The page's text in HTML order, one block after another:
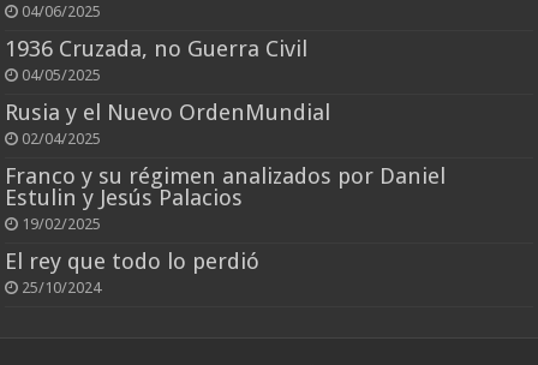
04/06/2025
1936 Cruzada, no Guerra Civil
04/05/2025
Rusia y el Nuevo OrdenMundial
02/04/2025
Franco y su régimen analizados por Daniel
Estulin y Jesús Palacios
19/02/2025
El rey que todo lo perdió
25/10/2024